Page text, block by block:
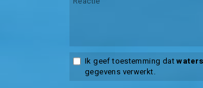
Ik geef toestemming dat
gegevens verwerkt.